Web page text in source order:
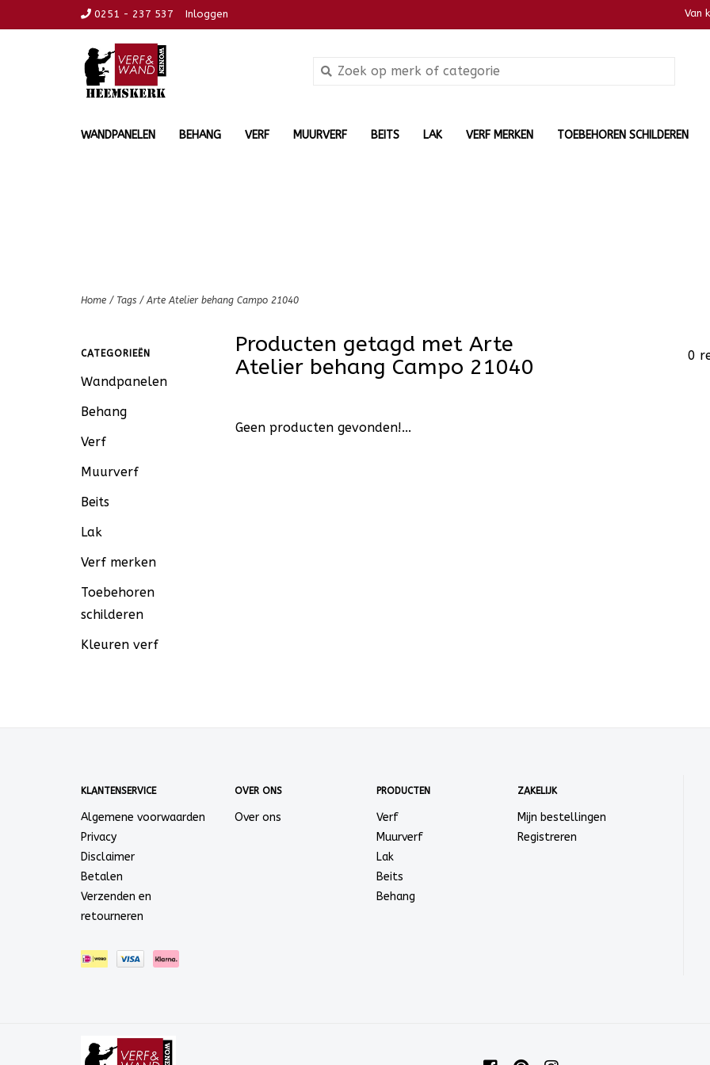
0251 - 237 537 Inloggen Van
WANDPANELEN BEHANG VERF MUURVERF BEITS LAK VERF MERKEN TOEBEHOREN SCHILDEREN
Home / Tags / Arte Atelier behang Campo 21040
CATEGORIEËN
Wandpanelen
Behang
Verf
Muurverf
Beits
Lak
Verf merken
Toebehoren
schilderen
Kleuren verf
Producten getagd met Arte
Atelier behang Campo 21040
0
Geen producten gevonden!...
KLANTENSERVICE
Algemene voorwaarden
Privacy
Disclaimer
Betalen
Verzenden en
retourneren
OVER ONS
Over ons
PRODUCTEN
Verf
Muurverf
Lak
Beits
Behang
ZAKELIJK
Mijn bestellingen
Registreren